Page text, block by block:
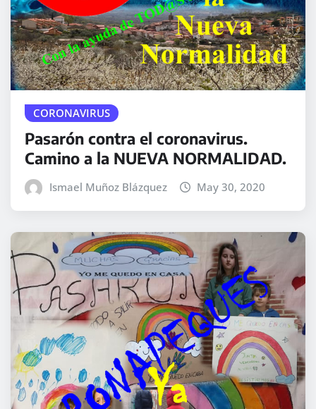
CORONAVIRUS
Pasarón contra el coronavirus.
Camino a la NUEVA NORMALIDAD.
Ismael Muñoz Blázquez May 30, 2020